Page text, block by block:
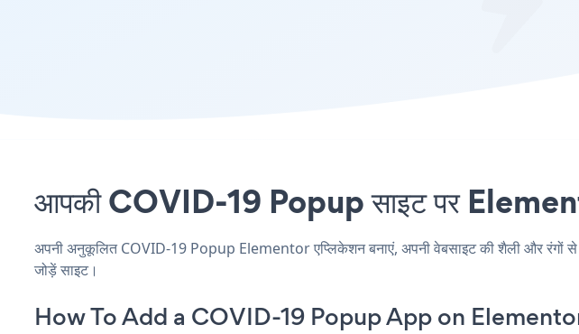
आपकी COVID-19 Popup साइट पर
अपनी अनुकूलित COVID-19 Popup Elementor एप्लिकेशन बनाएं, अपनी वेबसाइट की शैली और रंगों
जोड़ें साइट।
How To Add a COVID-19 Popup App on